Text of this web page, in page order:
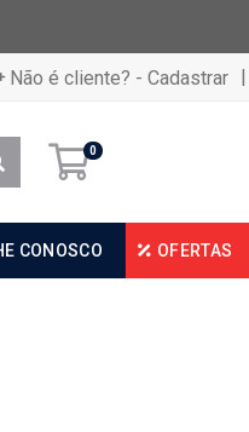
Não é cliente? - Cadastrar |
0
CONOSCO OFERTAS